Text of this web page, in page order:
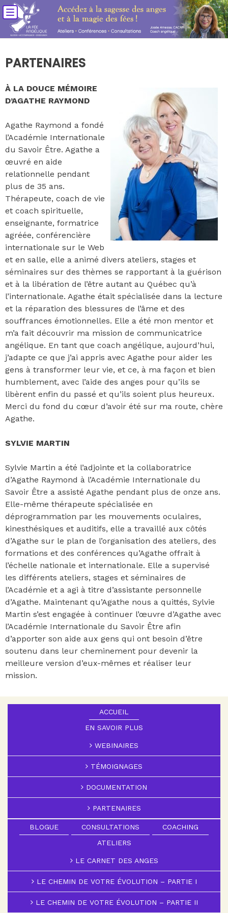
PARTENAIRES
À LA DOUCE MÉMOIRE
D’AGATHE RAYMOND
Agathe Raymond a fondé
l’Académie Internationale
du Savoir Être. Agathe a
œuvré en aide
relationnelle pendant
plus de 35 ans.
Thérapeute, coach de vie
et coach spirituelle,
enseignante, formatrice
agréée, conférencière
internationale sur le Web
et en salle, elle a animé divers ateliers, stages et
séminaires sur des thèmes se rapportant à la guérison
et à la libération de l’être autant au Québec qu’à
l’internationale. Agathe était spécialisée dans la lecture
et la réparation des blessures de l’âme et des
souffrances émotionnelles. Elle a été mon mentor et
m’a fait découvrir ma mission de communicatrice
angélique. En tant que coach angélique, aujourd’hui,
j’adapte ce que j’ai appris avec Agathe pour aider les
gens à transformer leur vie, et ce, à ma façon et bien
humblement, avec l’aide des anges pour qu’ils se
libèrent enfin du passé et qu’ils soient plus heureux.
Merci du fond du cœur d’avoir été sur ma route, chère
Agathe.
SYLVIE MARTIN
Sylvie Martin a été l’adjointe et la collaboratrice
d’Agathe Raymond à l’Académie Internationale du
Savoir Être a assisté Agathe pendant plus de onze ans.
Elle-même thérapeute spécialisée en
déprogrammation par les mouvements oculaires,
kinesthésiques et auditifs, elle a travaillé aux côtés
d’Agathe sur le plan de l’organisation des ateliers, des
formations et des conférences qu’Agathe offrait à
l’échelle nationale et internationale. Elle a supervisé
les différents ateliers, stages et séminaires de
l’Académie et a agi à titre d’assistante personnelle
d’Agathe. Maintenant qu’Agathe nous a quittés, Sylvie
Martin s’est engagée à continuer l’œuvre d’Agathe avec
l’Académie Internationale du Savoir Être afin
d’apporter son aide aux gens qui ont besoin d’être
soutenu dans leur cheminement pour devenir la
meilleure version d’eux-mêmes et réaliser leur
mission.
ACCUEIL
EN SAVOIR PLUS
WEBINAIRES
TÉMOIGNAGES
DOCUMENTATION
PARTENAIRES
BLOGUE CONSULTATIONS
COACHING
ATELIERS
LE CARNET DES ANGES
LE CHEMIN DE VOTRE ÉVOLUTION – PARTIE I
LE CHEMIN DE VOTRE ÉVOLUTION – PARTIE II